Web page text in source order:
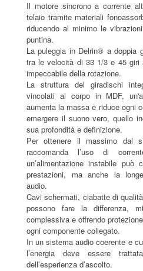
Il motore sincrono a corrente
telaio tramite materiali
riducendo al minimo le
puntina.
La puleggia in Delrin® a doppia
tra le velocità di 33 1/3 e 45 giri
impeccabile della rotazione.
La struttura del giradischi
vincolati al corpo in MDF,
aumenta la massa e riduce ogni
emergere il suono vero, quello
sua profondità e definizione.
Per ottenere il massimo dal
raccomanda l’uso di
un’alimentazione instabile può
prestazioni, ma anche la
audio.
Cavi schermati, ciabatte di
possono fare la differenza,
complessiva e offrendo
ogni componente collegato.
In un sistema audio coerente e
l’energia deve essere
dell’esperienza d’ascolto.